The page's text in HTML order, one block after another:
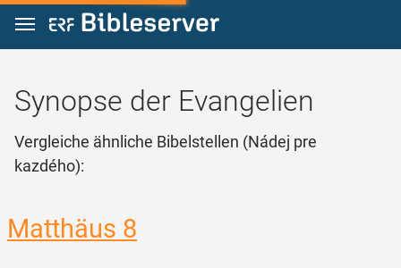
Zum Inhalt springen
Synopse der Evangelien
Vergleiche ähnliche Bibelstellen (Nádej pre
kazdého):
Matthäus 8